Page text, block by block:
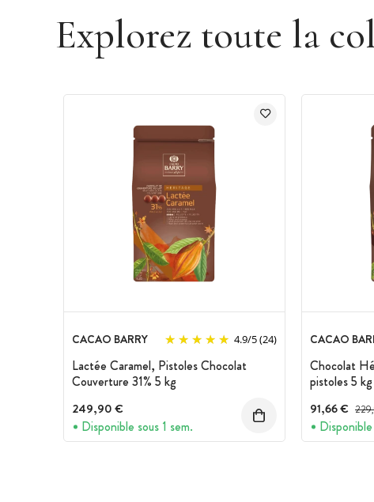
Explorez toute la
CACAO BARRY 4.9/5(24)
Lactée Caramel, Pistoles Chocolat
Couverture 31% 5 kg
249,90 €
Disponible sous 1 sem.
CACAO
Chocolat
pistoles 5 kg
91,66 € Prix
Disponible